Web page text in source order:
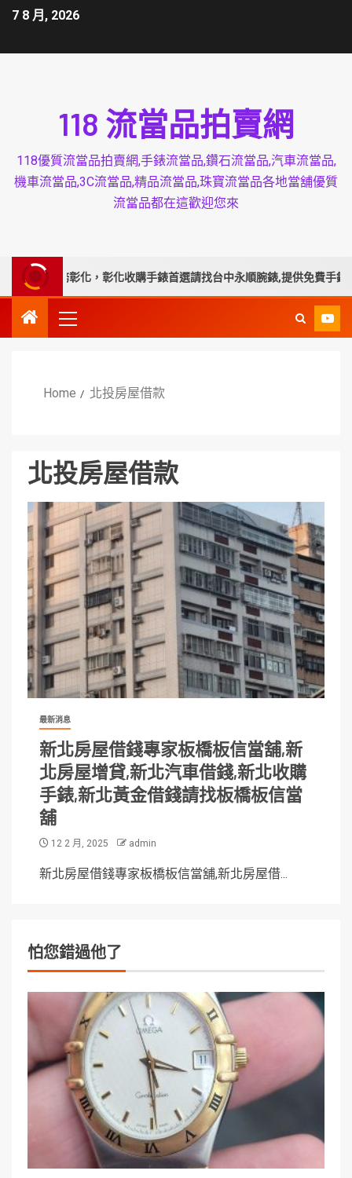
7 8 月, 2026
118 流當品拍賣網
118優質流當品拍賣網,手錶流當品,鑽石流當品,汽車流當品,
機車流當品,3C流當品,精品流當品,珠寶流當品各地當舖優質
流當品都在這歡迎您來
延伸服務彰化，彰化收購手錶首選請找台中永順腕錶,提供免費手錶換電
Home 北投房屋借款
北投房屋借款
最新消息
新北房屋借錢專家板橋板信當舖,新
北房屋增貸,新北汽車借錢,新北收購
手錶,新北黃金借錢請找板橋板信當
舖
12 2 月, 2025 admin
新北房屋借錢專家板橋板信當舖,新北房屋借...
怕您錯過他了